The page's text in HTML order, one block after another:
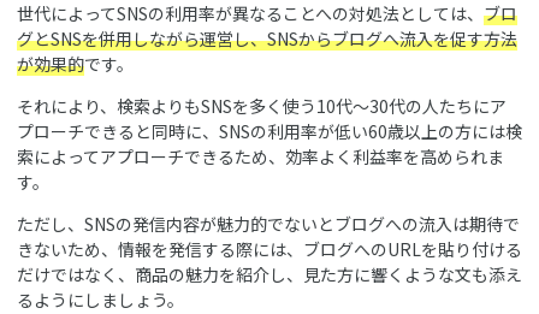
世代によってSNSの利用率が異なることへの対処法としては、 ブロ
グとSNSを併用しながら運営し、SNSからブログへ流入を促す方法
が効果的です。
それにより、検索よりもSNSを多く使う10代～30代の人たちにア
プローチできると同時に、SNSの利用率が低い60歳以上の方には検
索によってアプローチできるため、効率よく利益率を高められま
す。
ただし、SNSの発信内容が魅力的でないとブログへの流入は期待で
きないため、情報を発信する際には、ブログへのURLを貼り付ける
だけではなく、商品の魅力を紹介し、見た方に響くような文も添え
るようにしましょう。